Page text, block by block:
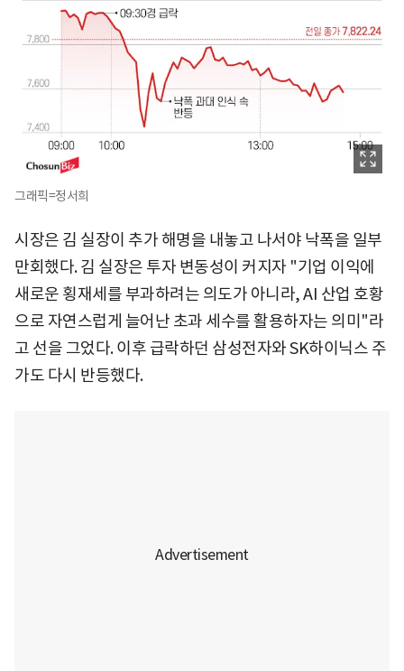
그래픽=정서희
시장은 김 실장이 추가 해명을 내놓고 나서야 낙폭을 일부
만회했다. 김 실장은 투자 변동성이 커지자 "기업 이익에
새로운 횡재세를 부과하려는 의도가 아니라, AI 산업 호황
으로 자연스럽게 늘어난 초과 세수를 활용하자는 의미"라
고 선을 그었다. 이후 급락하던 삼성전자와 SK하이닉스 주
가도 다시 반등했다.